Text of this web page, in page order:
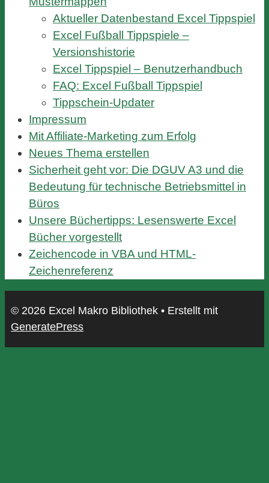
Aktueller Datenbestand Excel Tippspiel
Excel Fußball Tippspiele –
Versionshistorie
Excel Tippspiel – Benutzerhandbuch
FAQ: Excel Fußball Tippspiel
Tippschein-Updater
Impressum
Mit Affiliate-Marketing zum Erfolg
Neues Thema erstellen
Sicherheit geht vor: Die DGUV A3 und die
Bedeutung für technische Betriebsmittel in
Büros
Unsere Büchertipps: Lesenswerte Excel
Bücher vorgestellt
Zeichencode in VBA und HTML-
Zeichenreferenz
© 2026 Excel Makro Bibliothek • Erstellt mit
GeneratePress